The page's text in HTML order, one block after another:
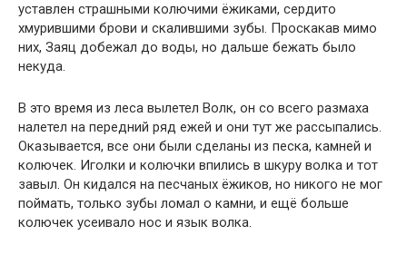
уставлен страшными колючими ёжиками, сердито
хмурившими брови и скалившими зубы. Проскакав мимо
них, Заяц добежал до воды, но дальше бежать было
некуда.
В это время из леса вылетел Волк, он со всего размаха
налетел на передний ряд ежей и они тут же рассыпались.
Оказывается, все они были сделаны из песка, камней и
колючек. Иголки и колючки впились в шкуру волка и тот
завыл. Он кидался на песчаных ёжиков, но никого не мог
поймать, только зубы ломал о камни, и ещё больше
колючек усеивало нос и язык волка.